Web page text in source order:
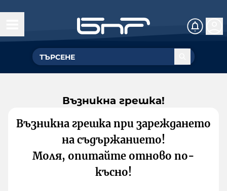
Възникна грешка!
Възникна грешка при зареждането
на съдържанието!
Моля, опитайте отново по-
късно!